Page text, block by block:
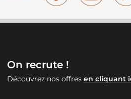
On recrute !
Découvrez nos offres en cliquant